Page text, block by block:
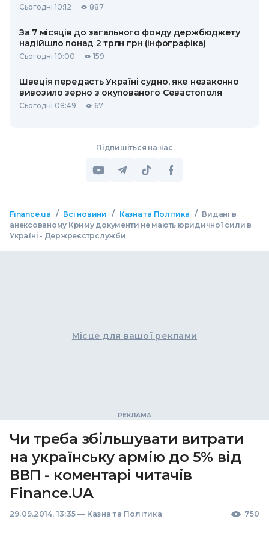
Сьогодні 10:12 887
За 7 місяців до загального фонду держбюджету
надійшло понад 2 трлн грн (інфографіка)
Сьогодні 10:00 159
Швеція передасть Україні судно, яке незаконно
вивозило зерно з окупованого Севастополя
Сьогодні 08:49 67
Підпишіться на нас
Finance.ua / Всі новини / Казна та Політика / Видані в
анексованому Криму документи не мають юридичної сили в
Україні - Держреєстрслужби
Місце для вашої реклами
Чи треба збільшувати витрати
на українську армію до 5% від
ВВП - коментарі читачів
Finance.UA
29.09.2014, 13:35 — Казна та Політика 750